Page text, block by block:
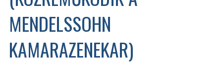
MENDELSSOHN
KAMARAZENEKAR)